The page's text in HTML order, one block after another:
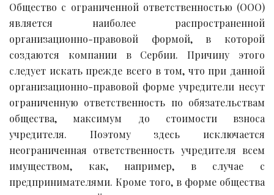
Общество с ограниченной ответственностью (ООО)
является наиболее распространенной
организационно-правовой формой, в которой
создаются компании в Сербии. Причину этого
следует искать прежде всего в том, что при данной
организационно-правовой форме учредители несут
ограниченную ответственность по обязательствам
общества, максимум до стоимости взноса
учредителя. Поэтому здесь исключается
неограниченная ответственность учредителя всем
имуществом, как, например, в случае с
предпринимателями. Кроме того, в форме общества